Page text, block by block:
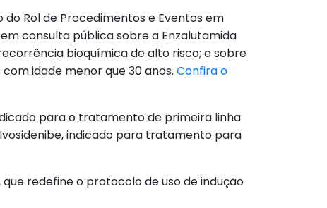
Rol de Procedimentos e Eventos em
consulta pública sobre a Enzalutamida
bioquímica de alto risco; e sobre
idade menor que 30 anos. Confira o
para o tratamento de primeira linha
indicado para tratamento para
que redefine o protocolo de uso de indução